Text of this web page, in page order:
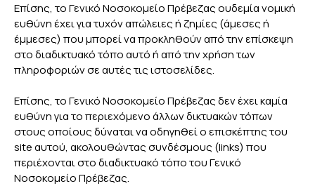
Επίσης, το Γενικό Νοσοκομείο Πρέβεζας ουδεμία νομική
ευθύνη έχει για τυχόν απώλειες ή ζημίες (άμεσες ή
έμμεσες) που μπορεί να προκληθούν από την επίσκεψη
στο διαδικτυακό τόπο αυτό ή από την χρήση των
πληροφοριών σε αυτές τις ιστοσελίδες.
Επίσης, το Γενικό Νοσοκομείο Πρέβεζας δεν έχει καμία
ευθύνη για το περιεχόμενο άλλων δικτυακών τόπων
στους οποίους δύναται να οδηγηθεί ο επισκέπτης του
site αυτού, ακολουθώντας συνδέσμους (links) που
περιέχονται στο διαδικτυακό τόπο του Γενικό
Νοσοκομείο Πρέβεζας.